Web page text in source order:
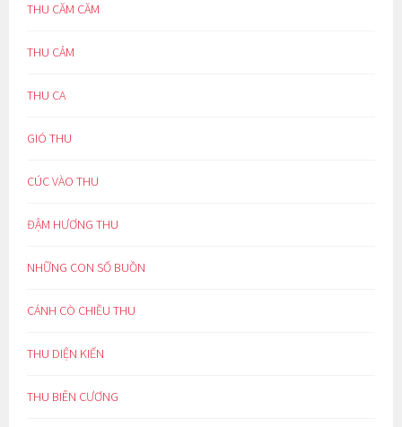
THU CĂM CĂM
THU CẢM
THU CA
GIÓ THU
CÚC VÀO THU
ĐẬM HƯƠNG THU
NHỮNG CON SỐ BUỒN
CÁNH CÒ CHIỀU THU
THU DIỆN KIẾN
THU BIÊN CƯƠNG